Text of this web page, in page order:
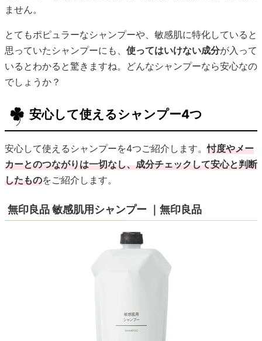
ません。
とてもポピュラーなシャンプーや、敏感肌に特化していると
思っていたシャンプーにも、 使ってはいけない成分が入って
いるとわかると驚きますね。どんなシャンプーなら安心なの
でしょうか？
安心して使えるシャンプー4つ
安心して使えるシャンプーを4つご紹介します。忖度やメー
カーとのつながりは一切なし、成分チェックして安心と判断
したものをご紹介します。
無印良品 敏感肌用シャンプー ｜無印良品